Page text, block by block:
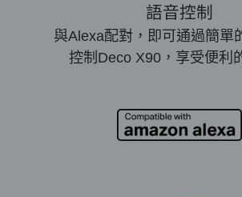
語音控制
與Alexa配對，即可通過簡單
控制Deco X90，享受便利